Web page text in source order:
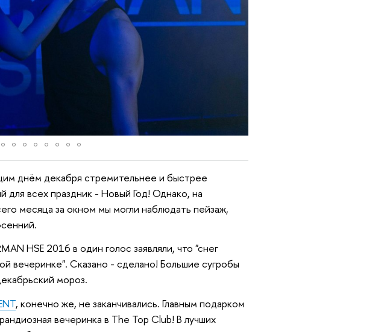
днём декабря стремительнее и быстрее
для всех праздник - Новый Год! Однако, на
месяца за окном мы могли наблюдать пейзаж,
HSE 2016 в один голос заявляли, что "снег
вечеринке". Сказано - сделано! Большие сугробы
мороз.
, конечно же, не заканчивались. Главным подарком
вечеринка в The Top Club! В лучших